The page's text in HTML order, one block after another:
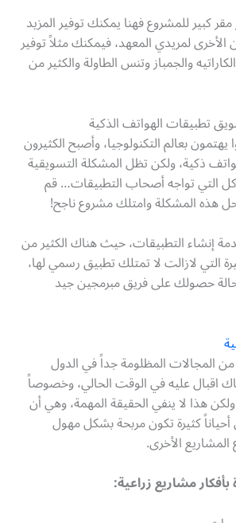
كبير للمشروع فهنا يمكنك توفير المزيد
لمريدي المعهد، فيمكنك مثلاً توفير
والجمباز وتنس الطاولة والكثير من
تطبيقات الهواتف الذكية
يهتمون بعالم التكنولوجيا، وأصبح الكثيرون
ذكية، ولكن تظل المشكلة التسويقية
التي تواجه أصحاب التطبيقات… قم
هذه المشكلة وامتلك مشروع ناجح!
إنشاء التطبيقات، حيث هناك الكثير من
التي لازالت لا تمتلك تطبيق رسمي لها،
حصولك على فريق مبرمجين جيد
من المجالات المظلومة جداً في الدول
اقبال عليه في الوقت الحالي، وخصوصاً
هذا لا ينفي الحقيقة المهمة، وهي أن
أحياناً كثيرة تكون مربحة بشكل مهول
الأخرى.
مشاريع زراعية: